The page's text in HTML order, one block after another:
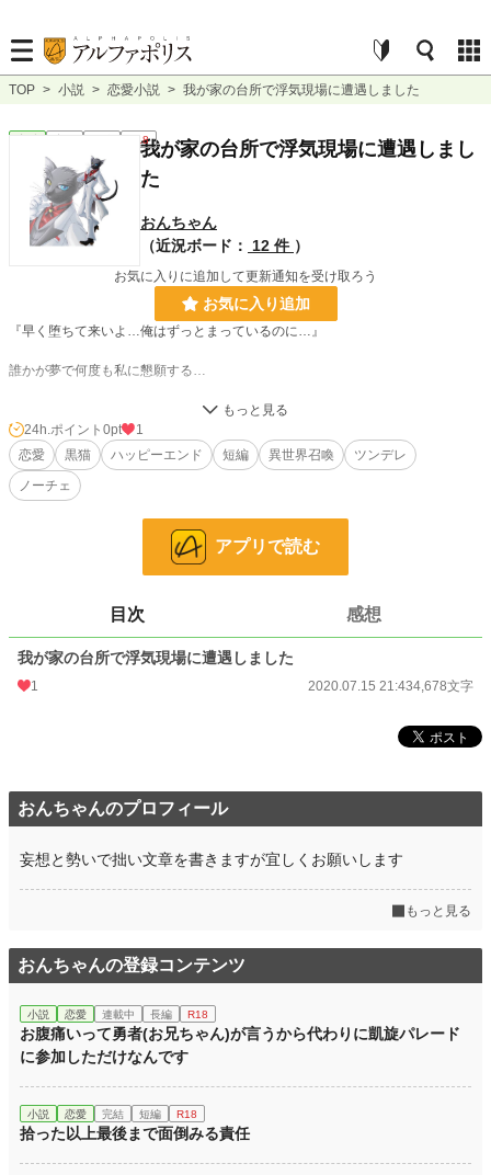
TOP > 小説 > 恋愛小説 > 我が家の台所で浮気現場に遭遇しました
R18我が家の台所で浮気現場に遭遇しまし
た
おんちゃん
（近況ボード：
12 件 ）
お気に入りに追加して更新通知を受け取ろう
お気に入り追加
『早く堕ちて来いよ…俺はずっとまっているのに…』
誰かが夢で何度も私に懇願する…
ある日仕事から帰ってきたら台所で旦那が浮気相手と睦み合っていた。
三十路・子無し さてこれからどうするかと模索していたが…
初投稿の初心者です。ゆるふわ設定ですが、勢いのノリだけで書きました(*´∀
｀)お暇つぶしに読んで頂ければ嬉しいです
恋愛 66,360 位 / 66,360 件
初回公開日時 2020.05.21 15:41
初回完結日時 2020.05.21 15:41
年間ポイント
累計ポイント 50,366 pt (44,445 位)
24h.ポイント 0pt
1
恋愛
黒猫 ハッピーエンド 短編 異世界召喚
ツンデレ
ノーチェ
アプリで読む
目次 感想
我が家の台所で浮気現場に遭遇しました
1 2020.07.15 21:434,678文字
おんちゃんのプロフィール
妄想と勢いで拙い文章を書きますが宜しくお願いします
もっと見る
おんちゃんの登録コンテンツ
小説 恋愛 連載中 長編 R18
お腹痛いって勇者(お兄ちゃん)が言うから代わりに凱旋パレード
に参加しただけなんです
小説 恋愛 完結 短編 R18
拾った以上最後まで面倒みる責任